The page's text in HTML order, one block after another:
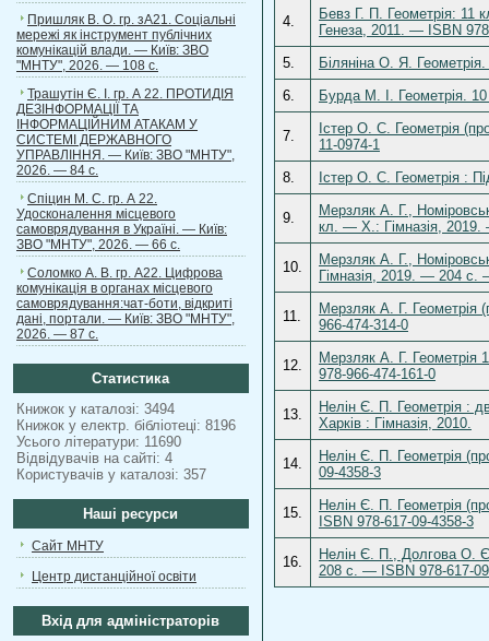
Пришляк В. О. гр. зА21. Соціальні
мережі як інструмент публічних
комунікацій влади. — Київ: ЗВО
"МНТУ", 2026. — 108 с.
Трашутін Є. І. гр. А 22. ПРОТИДІЯ
ДЕЗІНФОРМАЦІЇ ТА
ІНФОРМАЦІЙНИМ АТАКАМ У
СИСТЕМІ ДЕРЖАВНОГО
УПРАВЛІННЯ. — Київ: ЗВО "МНТУ",
2026. — 84 с.
Спіцин М. С. гр. А 22.
Удосконалення місцевого
самоврядування в Україні. — Київ:
ЗВО "МНТУ", 2026. — 66 с.
Соломко А. В. гр. А22. Цифрова
комунікація в органах місцевого
самоврядування:чат-боти, відкриті
дані, портали. — Київ: ЗВО "МНТУ",
2026. — 87 с.
Статистика
Книжок у каталозі: 3494
Книжок у електр. бібліотеці: 8196
Усього літератури: 11690
Відвідувачів на сайті: 4
Користувачів у каталозі: 357
Наші ресурси
Сайт МНТУ
Центр дистанційної освіти
Вхід для адміністраторів
4.
Бевз Г. П. Геометрія: 11
Генеза, 2011. — ISBN
5.
Біляніна О. Я.
6.
Бурда М. І. Геометрія.
7.
Істер О. С. Геометрія
11-0974-1
8.
Істер О. С. Геометрія :
9.
Мерзляк А. Г.,
кл. — Х.: Гімназія,
10.
Мерзляк А. Г.,
Гімназія, 2019. — 204 с.
11.
Мерзляк А. Г. Геометрія
966-474-314-0
12.
Мерзляк А. Г. Геометрія
978-966-474-161-0
13.
Нелін Є. П. Геометрія :
Харків : Гімназія, 2010.
14.
Нелін Є. П. Геометрія
09-4358-3
15.
Нелін Є. П. Геометрія
ISBN 978-617-09-4358-3
16.
Нелін Є. П., Долгова О.
208 с. — ISBN 978-617-